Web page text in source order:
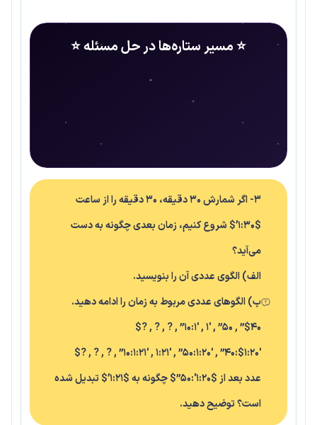
⭐ مسیر ستاره‌ها در حل مسئله ⭐
3- اگر شمارش ۳۰ دقیقه، ۳۰ دقیقه را از ساعت
$۱:۳۰’$ شروع کنیم، زمان بعدی چگونه به دست
می‌آید؟
الف) الگوی عددی آن را بنویسید.
ب) الگوهای عددی مربوط به زمان را ادامه دهید.
$۴۰” , ۵۰” , ۱′ , ۱′:۱۰” , ? , ? , ?$
$۱:۲۰′:۴۰” , ۱:۲۰′:۵۰” , ۱:۲۱′ , ۱:۲۱′:۱۰” , ? , ? , ?$
عدد بعد از $۱:۲۰′:۵۰”$ چگونه به $۱:۲۱’$ تبدیل شده
است؟ توضیح دهید.